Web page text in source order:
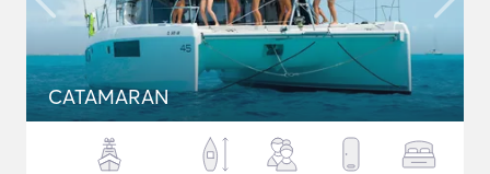
CATAMARAN